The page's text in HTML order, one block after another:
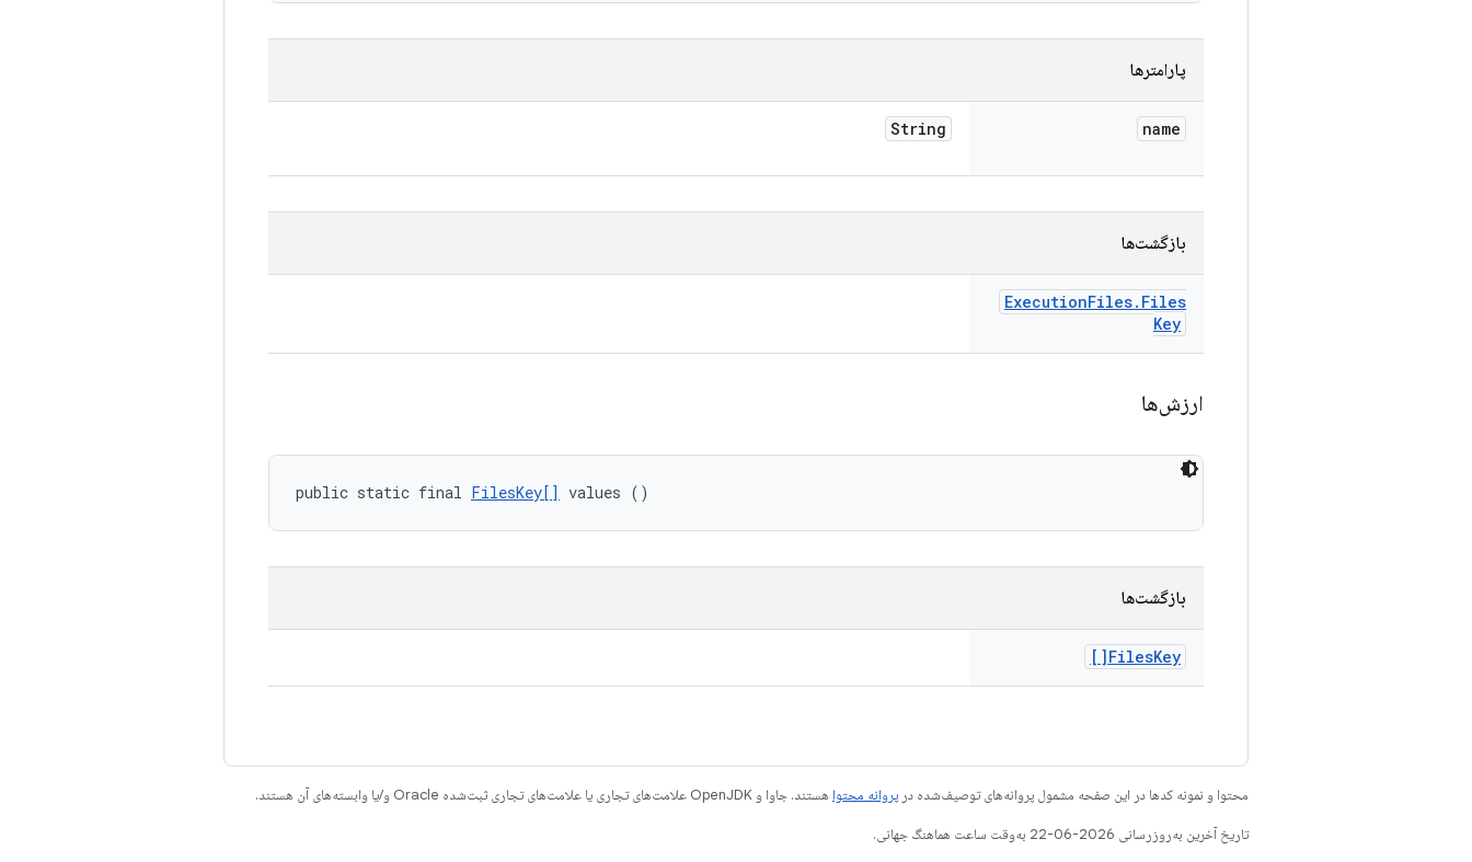
پارامترها
name
String
بازگشت‌ها
ExecutionFiles. Files
Key
ارزش‌ها
public static final FilesKey[] values ()
بازگشت‌ها
FilesKey[]
محتوا و نمونه کدها در این صفحه مشمول پروانه‌های توصیف‌شده در پروانه محتوا هستند. جاوا و OpenJDK علامت‌های تجاری یا علامت‌های تجاری ثبت‌شده Oracle و/یا وابسته‌های آن هستند.
تاریخ آخرین به‌روزرسانی 2026-06-22 به‌وقت ساعت هماهنگ جهانی.